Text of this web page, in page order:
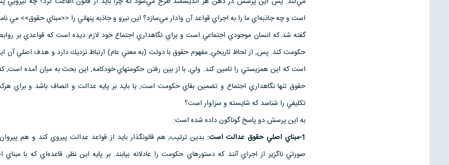
است و چه جاذبه‌اي ما را به اجراي قواعد آن وادار مي‌سازد؟ اين نيرو و جاذبه پنهاني را <<مبناي حقوق>> مي
گفته شد كه انسان موجودي اجتماعي است و براي نگاهداري اجتماع خود لازم ديده است كه قواعدي بر
حكومت كند. پس, از لحاظ تاريخي, مفهوم حقوق با دولت (به معني عام) ارتباط نزديك دارد و هدف اصلي آن
است كه اين همزيستي را تامين كند. ولي, با از بين رفتن حكومتهاي خودكامه, اين بحث به ميان آمده است,
حقوق تنها نگاهداري اجتماع و تضمين بقاي حكومت است, يا بايد بر پايه عدالت و انصاف باشد و براي
تكليفي را شناسد كه شايسته و سزاوار است؟
به اين پرسش دو پاسخ گوناگون داده شده است:
1-مبناي اصلي حقوق عدالت است:
بدين ترتيب, هم قانونگذار بايد از قواعد عدالت پيروي كند و هم
صورتي ناگزير از اجراي آنند كه دستورهاي حكومت را عادلانه بيابند. بر پايه اين نظر, قاعده‌اي كه با